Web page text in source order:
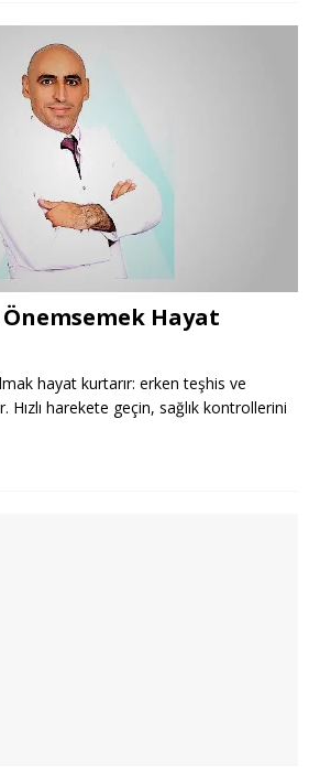
Hayat
hayat kurtarır: erken teşhis ve
harekete geçin, sağlık kontrollerini